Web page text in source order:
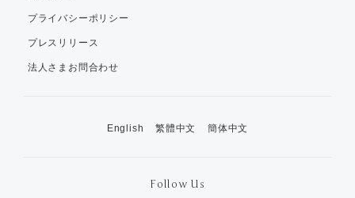
プライバシーポリシー
プレスリリース
法人さまお問合わせ
English 繁體中文 簡体中文
Follow Us